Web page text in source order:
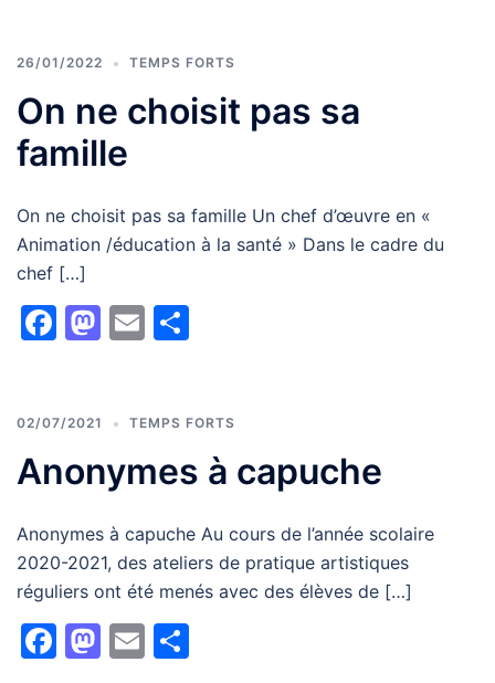
26/01/2022 TEMPS FORTS
On ne choisit pas sa
famille
On ne choisit pas sa famille Un chef d’œuvre en «
Animation /éducation à la santé » Dans le cadre du
chef […]
Facebook
Mastodon
Email
02/07/2021 TEMPS FORTS
Anonymes à capuche
Anonymes à capuche Au cours de l’année scolaire
2020-2021, des ateliers de pratique artistiques
réguliers ont été menés avec des élèves de […]
Facebook
Mastodon
Email